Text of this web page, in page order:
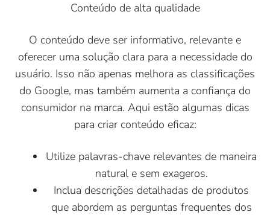
Conteúdo de alta qualidade
O conteúdo deve ser informativo, relevante e
oferecer uma solução clara para a necessidade do
usuário. Isso não apenas melhora as classificações
do Google, mas também aumenta a confiança do
consumidor na marca. Aqui estão algumas dicas
para criar conteúdo eficaz:
Utilize palavras-chave relevantes de maneira
natural e sem exageros.
Inclua descrições detalhadas de produtos
que abordem as perguntas frequentes dos